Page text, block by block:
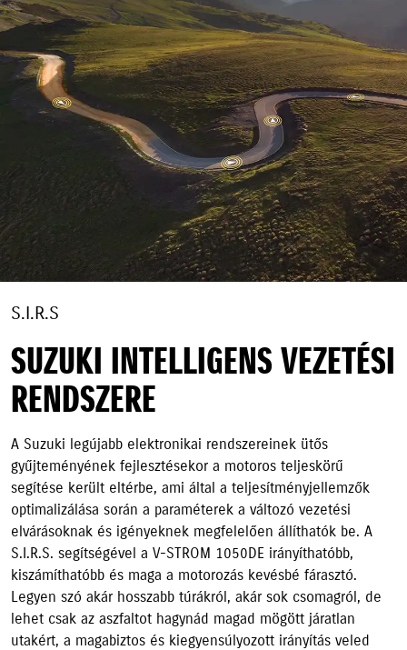
S.I.R.S
SUZUKI INTELLIGENS VEZETÉSI
RENDSZERE
A Suzuki legújabb elektronikai rendszereinek ütős
gyűjteményének fejlesztésekor a motoros teljeskörű
segítése került eltérbe, ami által a teljesítményjellemzők
optimalizálása során a paraméterek a változó vezetési
elvárásoknak és igényeknek megfelelően állíthatók be. A
S.I.R.S. segítségével a V-STROM 1050DE irányíthatóbb,
kiszámíthatóbb és maga a motorozás kevésbé fárasztó.
Legyen szó akár hosszabb túrákról, akár sok csomagról, de
lehet csak az aszfaltot hagynád magad mögött járatlan
utakért, a magabiztos és kiegyensúlyozott irányítás veled